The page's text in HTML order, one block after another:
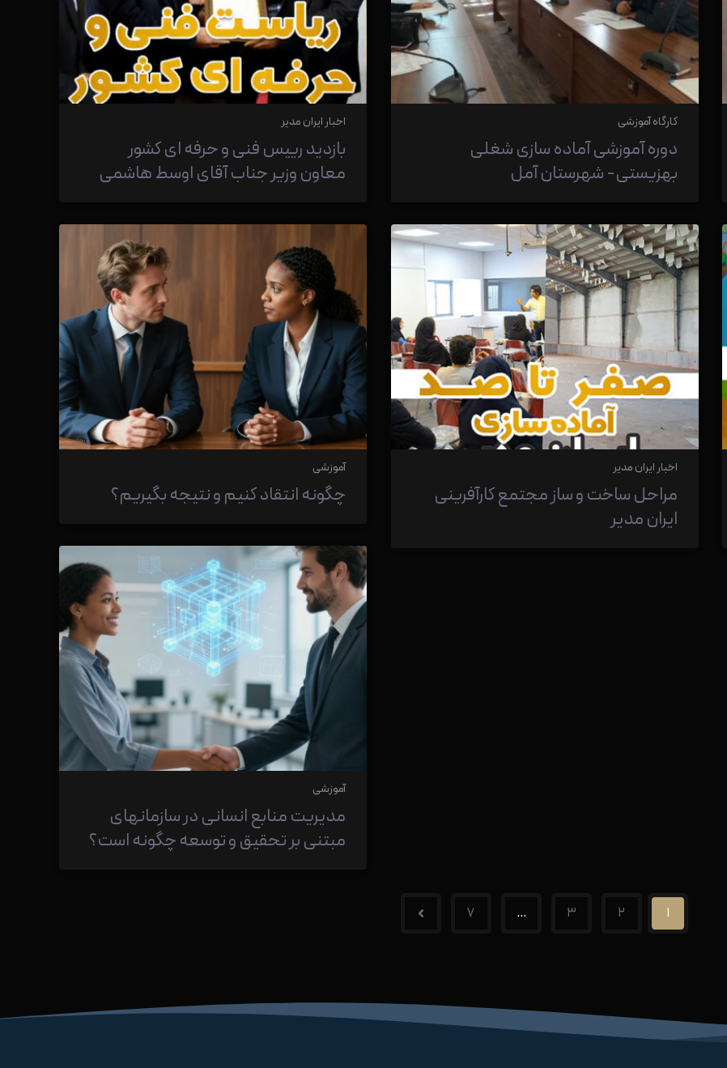
کارگاه آموزشی
دوره آموزشی آماده سازی شغلی
بهزیستی- شهرستان آمل
اخبار ایران مدیر
بازدید رییس فنی و حرفه ای کشور
معاون وزیر جناب آقای اوسط هاشمی
اخبار ایران مدیر
مراحل ساخت و ساز مجتمع کارآفرینی
ایران مدیر
آموزشی
چگونه انتقاد کنیم و نتیجه بگیریم؟
آموزشی
مدیریت منابع انسانی در سازمانهای
مبتنی بر تحقیق و توسعه چگونه است؟
۱ ۲ ۳ … ۷